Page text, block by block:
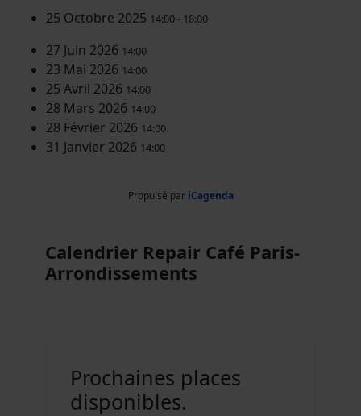
25 Octobre 2025 14:00 - 18:00
27 Juin 2026 14:00
23 Mai 2026 14:00
25 Avril 2026 14:00
28 Mars 2026 14:00
28 Février 2026 14:00
31 Janvier 2026 14:00
Propulsé par iCagenda
Calendrier Repair Café Paris-
Arrondissements
Prochaines places
disponibles.